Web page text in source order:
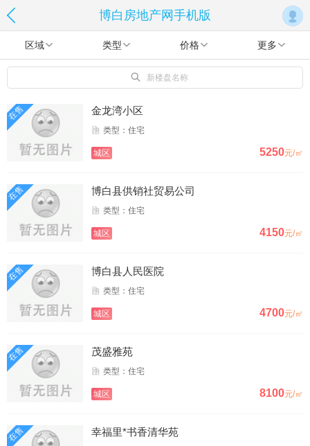
博白房地产网手机版
区域 类型 价格 更多
新楼盘名称
在售 金龙湾小区
类型：住宅
城区 5250元/㎡
在售 博白县供销社贸易公司
类型：住宅
城区 4150元/㎡
在售 博白县人民医院
类型：住宅
城区 4700元/㎡
在售 茂盛雅苑
类型：住宅
城区 8100元/㎡
在售 幸福里*书香清华苑